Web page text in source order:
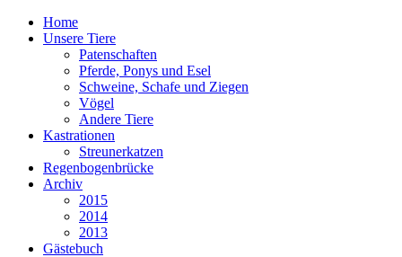
Home
Unsere Tiere
Patenschaften
Pferde, Ponys und Esel
Schweine, Schafe und Ziegen
Vögel
Andere Tiere
Kastrationen
Streunerkatzen
Regenbogenbrücke
Archiv
2015
2014
2013
Gästebuch